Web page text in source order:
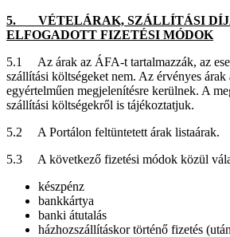
5. VÉTELÁRAK, SZÁLLÍTÁSI
ELFOGADOTT FIZETÉSI MÓDOK
5.1 Az árak az ÁFA-t tartalmazzák, az
szállítási költségeket nem. Az érvényes árak
egyértelműen megjelenítésre kerülnek. A
szállítási költségekről is tájékoztatjuk.
5.2 A Portálon feltüntetett árak listaárak.
5.3 A következő fizetési módok közül
készpénz
bankkártya
banki átutalás
házhozszállításkor történő fizetés